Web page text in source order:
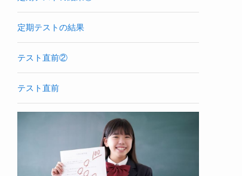
定期テストの結果
テスト直前②
テスト直前